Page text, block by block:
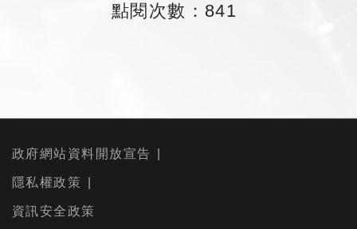
點閱次數：841
政府網站資料開放宣告
隱私權政策
資訊安全政策